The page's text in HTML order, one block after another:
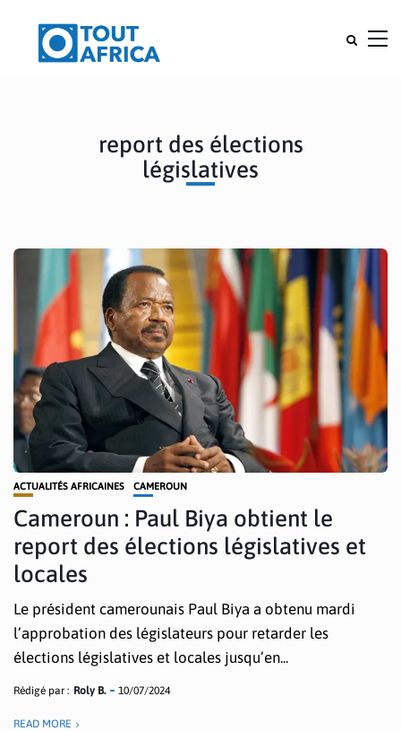
report des élections
législatives
ACTUALITÉS AFRICAINES CAMEROUN
Cameroun : Paul Biya obtient le
report des élections législatives et
locales
Le président camerounais Paul Biya a obtenu mardi
l’approbation des législateurs pour retarder les
élections législatives et locales jusqu’en...
Rédigé par : Roly B. 10/07/2024
READ MORE